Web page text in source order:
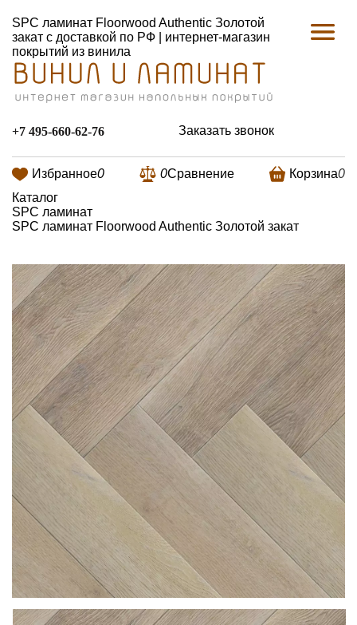
SPC ламинат Floorwood Authentic Золотой
закат с доставкой по РФ | интернет-магазин
покрытий из винила
+7 495-660-62-76 Заказать звонок
Избранное0 0Сравнение Корзина0
Каталог
SPC ламинат
SPC ламинат Floorwood Authentic Золотой закат